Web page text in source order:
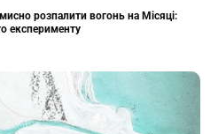
розпалити вогонь на Місяці:
експерименту